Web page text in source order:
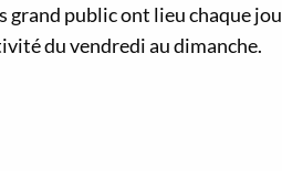
public ont lieu chaque
du vendredi au dimanche.